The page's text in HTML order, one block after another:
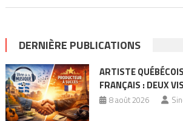
DERNIÈRE PUBLICATIONS
ARTISTE
FRANÇAIS : DEUX
8 août 2026